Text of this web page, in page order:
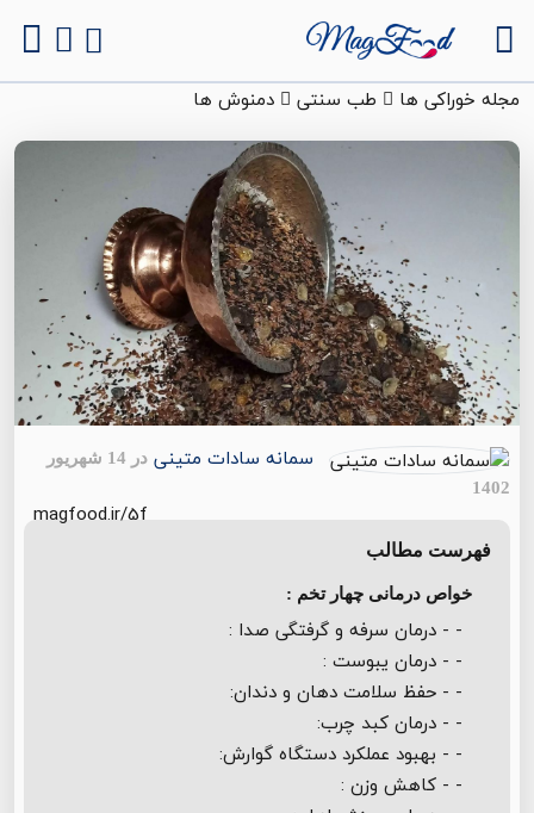
مجله خوراکی ها طب سنتی دمنوش ها
سمانه سادات متینی
در 14 شهریور
1402
magfood.ir/5f
فهرست مطالب
خواص درمانی چهار تخم :
- - درمان سرفه و گرفتگی صدا :
- - درمان یبوست :
- - حفظ سلامت دهان و دندان:
- - درمان کبد چرب:
- - بهبود عملکرد دستگاه گوارش:
- - کاهش وزن :